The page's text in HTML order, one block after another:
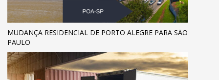
MUDANÇA RESIDENCIAL DE PORTO ALEGRE PARA SÃO
PAULO